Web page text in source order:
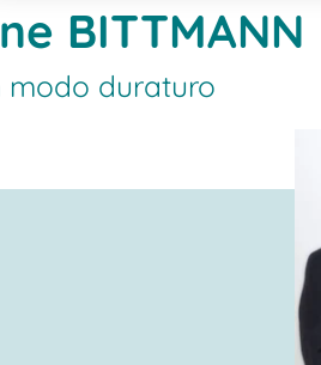
BITTMANN
modo duraturo